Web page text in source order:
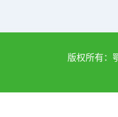
版权所有：